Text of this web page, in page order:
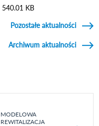
540.01 KB
Pozostałe aktualności
Archiwum aktualności
MODELOWA
REWITALIZACJA